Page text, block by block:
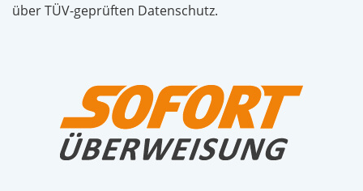
über TÜV-geprüften Datenschutz.